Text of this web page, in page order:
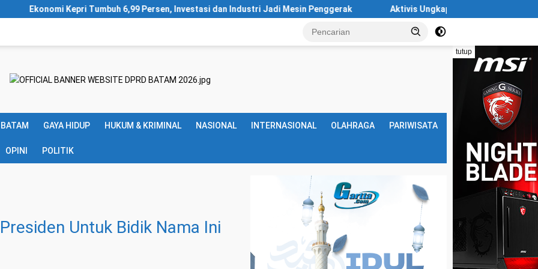
6,99 Persen, Investasi dan Industri Jadi Mesin Penggerak Aktivis Ungkap Ancaman Krisis Air di Batam Makin Nyata,
tutup
GAYA HIDUP HUKUM & KRIMINAL NASIONAL INTERNASIONAL OLAHRAGA PARIWISATA
OPINI POLITIK
Untuk Bidik Nama Ini